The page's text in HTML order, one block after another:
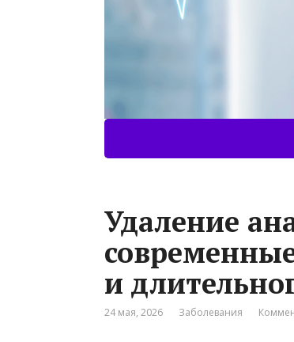
Удаление
и
24 мая, 2026 Заболевания